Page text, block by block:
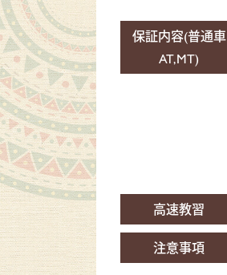
保証内容(普通車
AT,MT)
高速教習
注意事項